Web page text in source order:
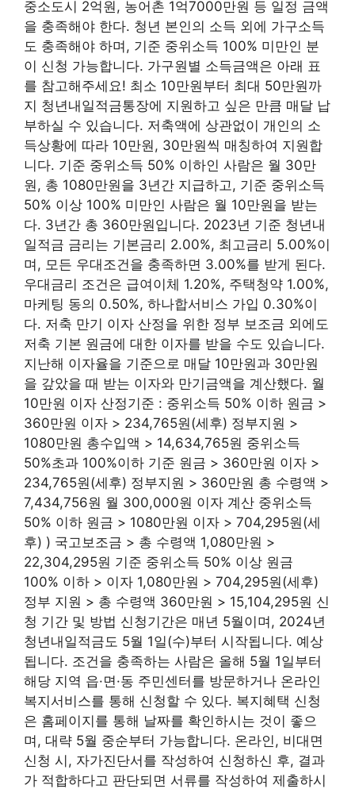
중소도시 2억원, 농어촌 1억7000만원 등 일정 금액
을 충족해야 한다. 청년 본인의 소득 외에 가구소득
도 충족해야 하며, 기준 중위소득 100% 미만인 분
이 신청 가능합니다. 가구원별 소득금액은 아래 표
를 참고해주세요! 최소 10만원부터 최대 50만원까
지 청년내일적금통장에 지원하고 싶은 만큼 매달 납
부하실 수 있습니다. 저축액에 상관없이 개인의 소
득상황에 따라 10만원, 30만원씩 매칭하여 지원합
니다. 기준 중위소득 50% 이하인 사람은 월 30만
원, 총 1080만원을 3년간 지급하고, 기준 중위소득
50% 이상 100% 미만인 사람은 월 10만원을 받는
다. 3년간 총 360만원입니다. 2023년 기준 청년내
일적금 금리는 기본금리 2.00%, 최고금리 5.00%이
며, 모든 우대조건을 충족하면 3.00%를 받게 된다.
우대금리 조건은 급여이체 1.20%, 주택청약 1.00%,
마케팅 동의 0.50%, 하나합서비스 가입 0.30%이
다. 저축 만기 이자 산정을 위한 정부 보조금 외에도
저축 기본 원금에 대한 이자를 받을 수도 있습니다.
지난해 이자율을 기준으로 매달 10만원과 30만원
을 갚았을 때 받는 이자와 만기금액을 계산했다. 월
10만원 이자 산정기준 : 중위소득 50% 이하 원금 >
360만원 이자 > 234,765원(세후) 정부지원 >
1080만원 총수입액 > 14,634,765원 중위소득
50%초과 100%이하 기준 원금 > 360만원 이자 >
234,765원(세후) 정부지원 > 360만원 총 수령액 >
7,434,756원 월 300,000원 ​​이자 계산 중위소득
50% 이하 원금 > 1080만원 이자 > 704,295원(세
후) ) 국고보조금 > 총 수령액 1,080만원 >
22,304,295원 기준 중위소득 50% 이상 원금
100% 이하 > 이자 1,080만원 > 704,295원(세후)
정부 지원 > 총 수령액 360만원 > 15,104,295원 신
청 기간 및 방법 신청기간은 매년 5월이며, 2024년
청년내일적금도 5월 1일(수)부터 시작됩니다. 예상
됩니다. 조건을 충족하는 사람은 올해 5월 1일부터
해당 지역 읍·면·동 주민센터를 방문하거나 온라인
복지서비스를 통해 신청할 수 있다. 복지혜택 신청
은 홈페이지를 통해 날짜를 확인하시는 것이 좋으
며, 대략 5월 중순부터 가능합니다. 온라인, 비대면
신청 시, 자가진단서를 작성하여 신청하신 후, 결과
가 적합하다고 판단되면 서류를 작성하여 제출하시